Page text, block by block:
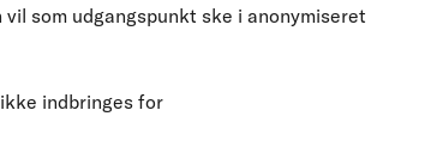
som udgangspunkt ske i anonymiseret
indbringes for